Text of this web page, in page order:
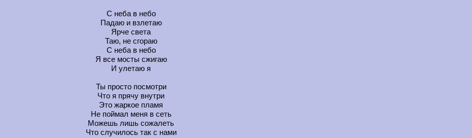
С неба в небо
Падаю и взлетаю
Ярче света
Таю, не сгораю
С неба в небо
Я все мосты сжигаю
И улетаю я
Ты просто посмотри
Что я прячу внутри
Это жаркое пламя
Не поймал меня в сеть
Можешь лишь сожалеть
Что случилось так с нами